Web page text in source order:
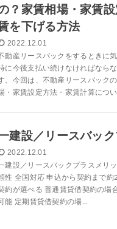
？家賃相場・家賃
を下げる方法
2022.12.01
動産リースバックをするときに
に今後支払い続けなければなら
。今回は、不動産リースバック
・家賃設定方法・家賃計算につ
建設／リースバッ
2022.12.01
建設／リースバックプラスメリ
性 全国対応 申込から契約まで
約が選べる 普通賃貸借契約の場
能 定期賃貸借契約の場...